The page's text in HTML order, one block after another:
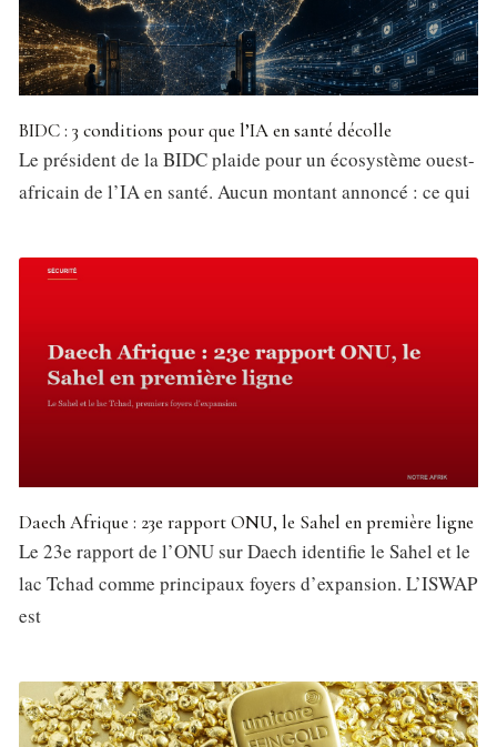
BIDC : 3 conditions pour que l’IA en santé décolle
Le président de la BIDC plaide pour un écosystème ouest-
africain de l’IA en santé. Aucun montant annoncé : ce qui
Daech Afrique : 23e rapport ONU, le Sahel en première ligne
Le 23e rapport de l’ONU sur Daech identifie le Sahel et le
lac Tchad comme principaux foyers d’expansion. L’ISWAP
est